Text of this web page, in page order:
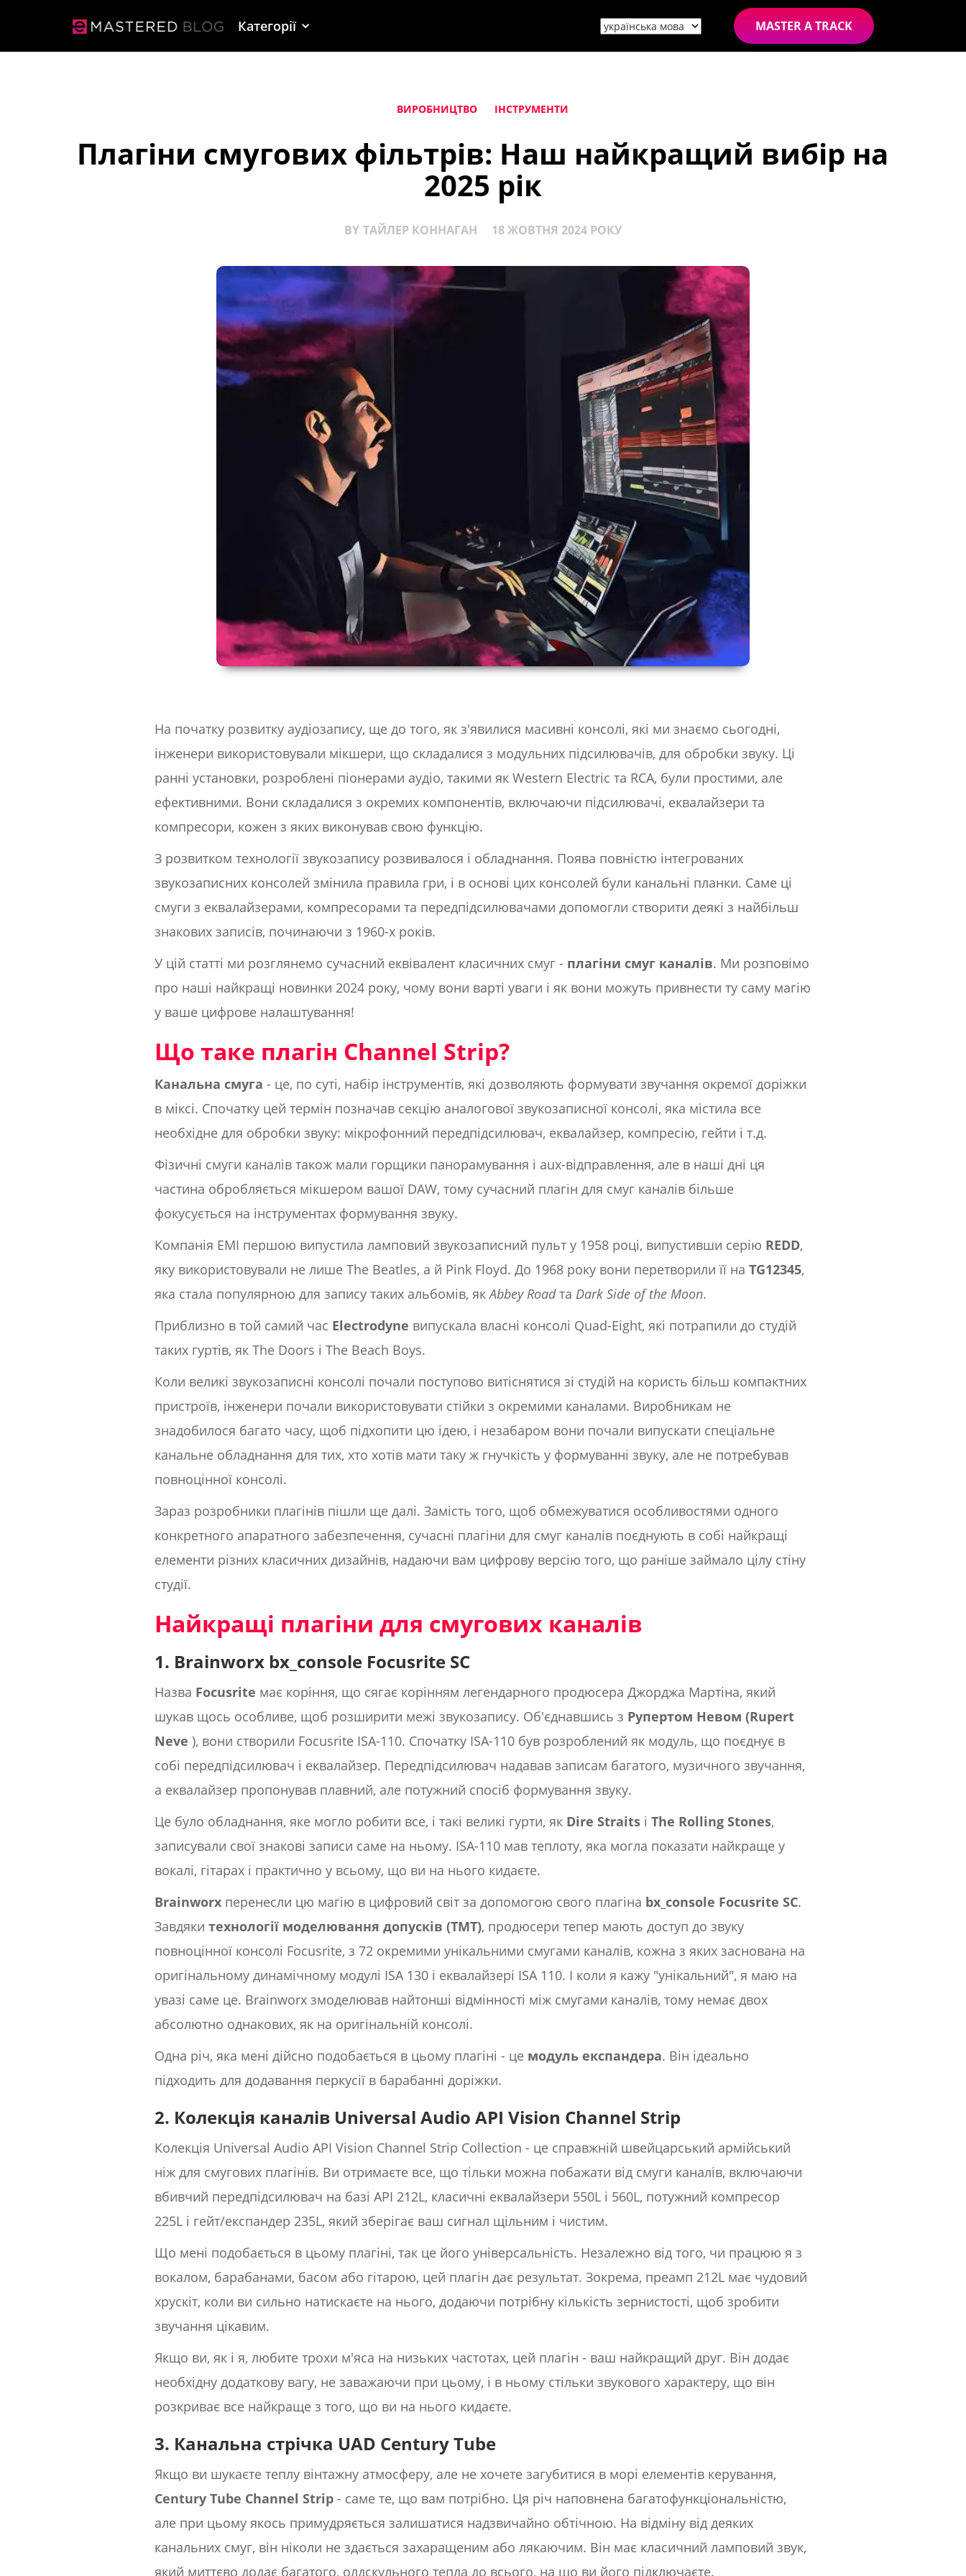
Категорії MASTER A TRACK
ВИРОБНИЦТВО ІНСТРУМЕНТИ
Плагіни смугових фільтрів: Наш найкращий вибір на
2025 рік
BY ТАЙЛЕР КОННАГАН 18 ЖОВТНЯ 2024 РОКУ
На початку розвитку аудіозапису, ще до того, як з'явилися масивні консолі, які ми знаємо сьогодні,
інженери використовували мікшери, що складалися з модульних підсилювачів, для обробки звуку. Ці
ранні установки, розроблені піонерами аудіо, такими як Western Electric та RCA, були простими, але
ефективними. Вони складалися з окремих компонентів, включаючи підсилювачі, еквалайзери та
компресори, кожен з яких виконував свою функцію.
З розвитком технології звукозапису розвивалося і обладнання. Поява повністю інтегрованих
звукозаписних консолей змінила правила гри, і в основі цих консолей були канальні планки. Саме ці
смуги з еквалайзерами, компресорами та передпідсилювачами допомогли створити деякі з найбільш
знакових записів, починаючи з 1960-х років.
У цій статті ми розглянемо сучасний еквівалент класичних смуг - плагіни смуг каналів. Ми розповімо
про наші найкращі новинки 2024 року, чому вони варті уваги і як вони можуть привнести ту саму магію
у ваше цифрове налаштування!
Що таке плагін Channel Strip?
Канальна смуга - це, по суті, набір інструментів, які дозволяють формувати звучання окремої доріжки
в міксі. Спочатку цей термін позначав секцію аналогової звукозаписної консолі, яка містила все
необхідне для обробки звуку: мікрофонний передпідсилювач, еквалайзер, компресію, гейти і т.д.
Фізичні смуги каналів також мали горщики панорамування і aux-відправлення, але в наші дні ця
частина обробляється мікшером вашої DAW, тому сучасний плагін для смуг каналів більше
фокусується на інструментах формування звуку.
Компанія EMI першою випустила ламповий звукозаписний пульт у 1958 році, випустивши серію REDD,
яку використовували не лише The Beatles, а й Pink Floyd. До 1968 року вони перетворили її наTG12345,
яка стала популярною для запису таких альбомів, якAbbey Roadта Dark Side of the Moon.
Приблизно в той самий час Electrodyne випускала власні консолі Quad-Eight, які потрапили до студій
таких гуртів, як The Doors і The Beach Boys.
Коли великі звукозаписні консолі почали поступово витіснятися зі студій на користь більш компактних
пристроїв, інженери почали використовувати стійки з окремими каналами. Виробникам не
знадобилося багато часу, щоб підхопити цю ідею, і незабаром вони почали випускати спеціальне
канальне обладнання для тих, хто хотів мати таку ж гнучкість у формуванні звуку, але не потребував
повноцінної консолі.
Зараз розробники плагінів пішли ще далі. Замість того, щоб обмежуватися особливостями одного
конкретного апаратного забезпечення, сучасні плагіни для смуг каналів поєднують в собі найкращі
елементи різних класичних дизайнів, надаючи вам цифрову версію того, що раніше займало цілу стіну
студії.
Найкращі плагіни для смугових каналів
1. Brainworx bx_console Focusrite SC
Назва Focusrite має коріння, що сягає корінням легендарного продюсера Джорджа Мартіна, який
шукав щось особливе, щоб розширити межі звукозапису. Об'єднавшись з Рупертом Невом (Rupert
Neve ), вони створили Focusrite ISA-110. Спочатку ISA-110 був розроблений як модуль, що поєднує в
собі передпідсилювач і еквалайзер. Передпідсилювач надавав записам багатого, музичного звучання,
а еквалайзер пропонував плавний, але потужний спосіб формування звуку.
Це було обладнання, яке могло робити все, і такі великі гурти, як Dire Straits іThe Rolling Stones,
записували свої знакові записи саме на ньому. ISA-110 мав теплоту, яка могла показати найкраще у
вокалі, гітарах і практично у всьому, що ви на нього кидаєте.
Brainworx перенесли цю магію в цифровий світ за допомогою свого плагіна bx_console Focusrite SC.
Завдякитехнології моделювання допусків (TMT), продюсери тепер мають доступ до звуку
повноцінної консолі Focusrite, з 72 окремими унікальними смугами каналів, кожна з яких заснована на
оригінальному динамічному модулі ISA 130 і еквалайзері ISA 110. І коли я кажу "унікальний", я маю на
увазі саме це. Brainworx змоделював найтонші відмінності між смугами каналів, тому немає двох
абсолютно однакових, як на оригінальній консолі.
Одна річ, яка мені дійсно подобається в цьому плагіні - це модуль експандера. Він ідеально
підходить для додавання перкусії в барабанні доріжки.
2. Колекція каналів Universal Audio API Vision Channel Strip
Колекція Universal Audio API Vision Channel Strip Collection - це справжній швейцарський армійський
ніж для смугових плагінів. Ви отримаєте все, що тільки можна побажати від смуги каналів, включаючи
вбивчий передпідсилювач на базі API 212L, класичні еквалайзери 550L і 560L, потужний компресор
225L і гейт/експандер 235L, який зберігає ваш сигнал щільним і чистим.
Що мені подобається в цьому плагіні, так це його універсальність. Незалежно від того, чи працюю я з
вокалом, барабанами, басом або гітарою, цей плагін дає результат. Зокрема, преамп 212L має чудовий
хрускіт, коли ви сильно натискаєте на нього, додаючи потрібну кількість зернистості, щоб зробити
звучання цікавим.
Якщо ви, як і я, любите трохи м'яса на низьких частотах, цей плагін - ваш найкращий друг. Він додає
необхідну додаткову вагу, не заважаючи при цьому, і в ньому стільки звукового характеру, що він
розкриває все найкраще з того, що ви на нього кидаєте.
3. Канальна стрічка UAD Century Tube
Якщо ви шукаєте теплу вінтажну атмосферу, але не хочете загубитися в морі елементів керування,
Century Tube Channel Strip - саме те, що вам потрібно. Ця річ наповнена багатофункціональністю,
але при цьому якось примудряється залишатися надзвичайно обтічною. На відміну від деяких
канальних смуг, він ніколи не здається захаращеним або лякаючим. Він має класичний ламповий звук,
який миттєво додає багатого, олдскульного тепла до всього, на що ви його підключаєте.